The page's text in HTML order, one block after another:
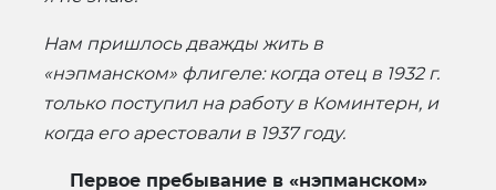
Нам пришлось дважды жить в
«нэпманском» флигеле: когда отец в 1932 г.
только поступил на работу в Коминтерн, и
когда его арестовали в 1937 году.
Первое пребывание в «нэпманском»